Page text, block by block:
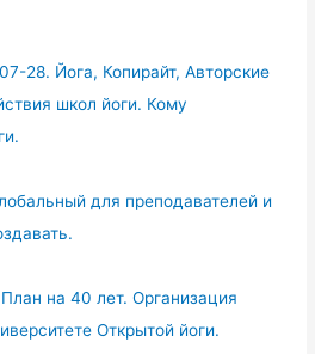
28. Йога, Копирайт, Авторские
школ йоги. Кому
для преподавателей и
на 40 лет. Организация
Открытой йоги.